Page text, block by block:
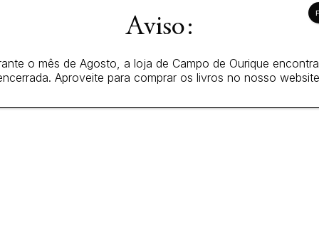
Aviso:
o mês de Agosto, a loja de Campo de Ourique
Aproveite para comprar os livros no nosso